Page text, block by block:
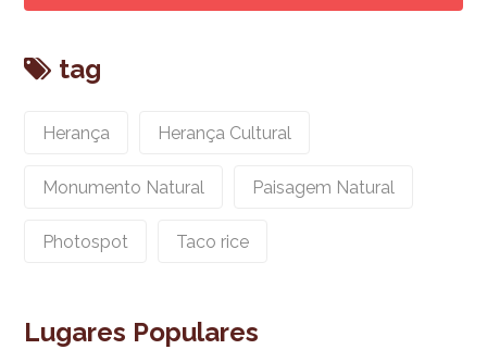
tag
Herança Herança Cultural
Monumento Natural Paisagem Natural
Photospot Taco rice
Lugares Populares